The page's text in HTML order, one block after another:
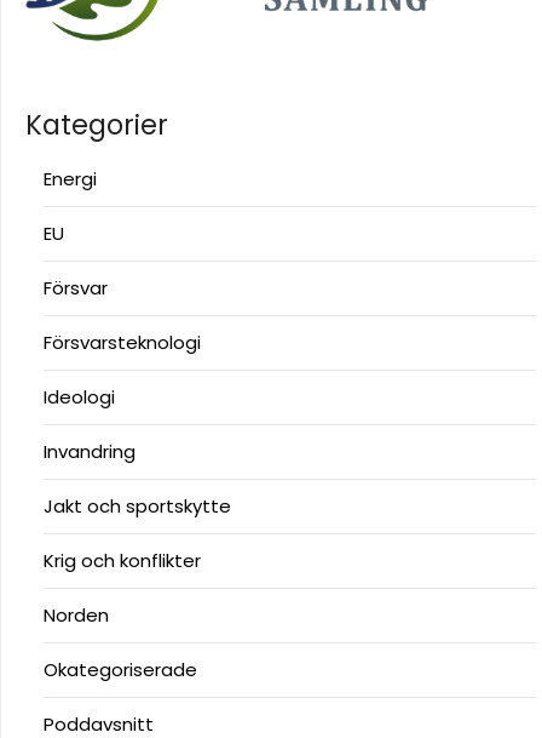
Kategorier
Energi
EU
Försvar
Försvarsteknologi
Ideologi
Invandring
Jakt och sportskytte
Krig och konflikter
Norden
Okategoriserade
Poddavsnitt